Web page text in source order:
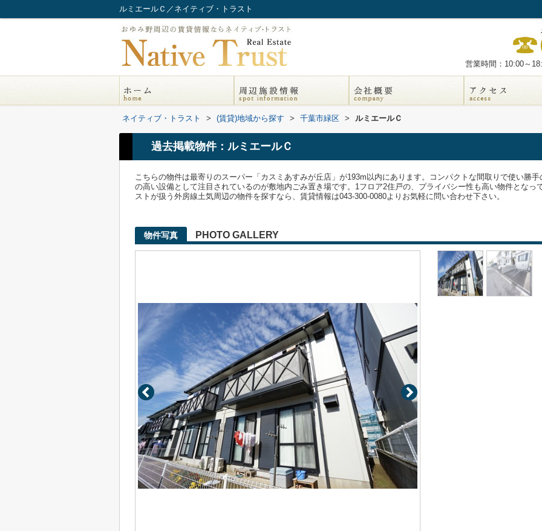
ルミエールＣ／ネイティブ・トラスト
営業時間：10:00～
ネイティブ・トラスト > (賃貸)地域から探す > 千葉市緑区 > ルミエールＣ
過去掲載物件：ルミエールＣ
こちらの物件は最寄りのスーパー「カスミあすみが丘店」が193m以内にあります。コンパクトな間取りで使い勝
の高い設備として注目されているのが敷地内ごみ置き場です。1フロア2住戸の、プライバシー性も高い物件となっ
ストが扱う外房線土気周辺の物件を探すなら、賃貸情報は043-300-0080よりお気軽に問い合わせ下さい。
物件写真 PHOTO GALLERY